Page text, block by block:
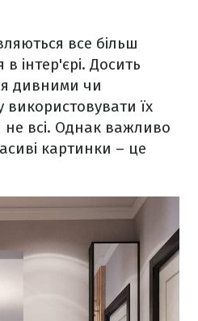
все більш
інтер'єрі. Досить
дивними чи
використовувати їх
всі. Однак важливо
картинки – це